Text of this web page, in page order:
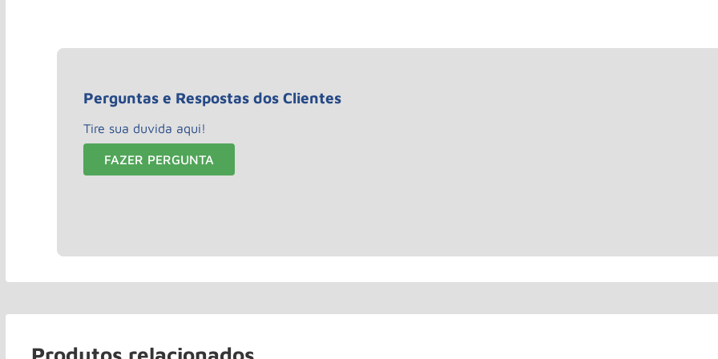
Perguntas e Respostas dos Clientes
Tire sua duvida aqui!
FAZER PERGUNTA